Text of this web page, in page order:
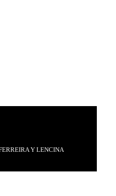
Y LENCINA